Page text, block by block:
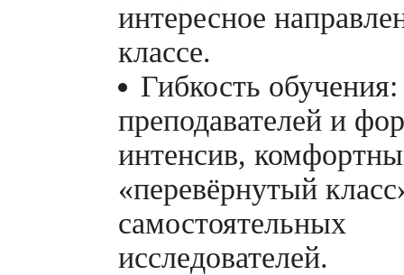
интересное
классе.
Гибкость
преподавателей и
интенсив,
«перевёрнутый
самостоятельных
исследователей.